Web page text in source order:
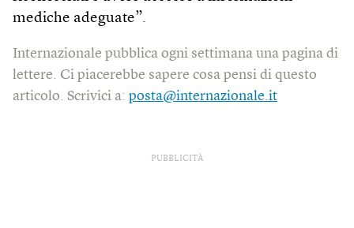
mediche adeguate”.
Internazionale pubblica ogni settimana una pagina di
lettere. Ci piacerebbe sapere cosa pensi di questo
articolo. Scrivici a: posta@internazionale.it
PUBBLICITÀ